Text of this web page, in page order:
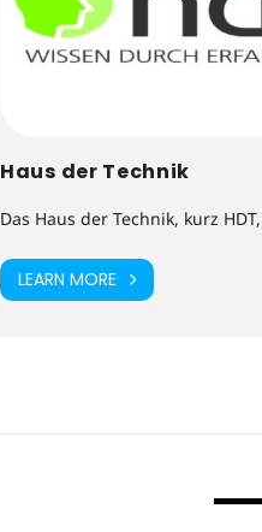
Haus der Technik
Das Haus der Technik, kurz
LEARN MORE